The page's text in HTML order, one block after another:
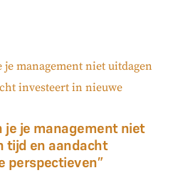
je je management niet
tijd en aandacht
perspectieven”